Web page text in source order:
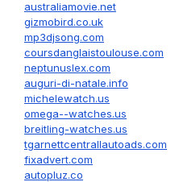
australiamovie.net
gizmobird.co.uk
mp3djsong.com
coursdanglaistoulouse.com
neptunuslex.com
auguri-di-natale.info
michelewatch.us
omega--watches.us
breitling-watches.us
tgarnettcentrallautoads.com
fixadvert.com
autopluz.co